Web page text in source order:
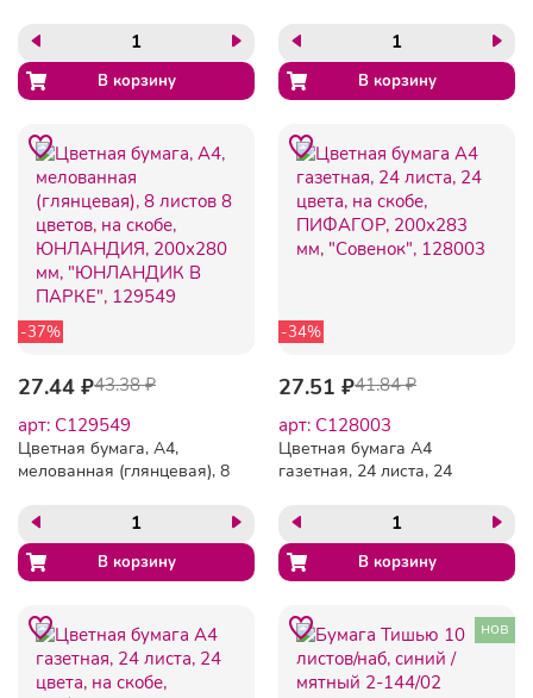
ПИФАГОР, 200х280 мм,
"Мишка с Пчелами",
115484
-37%
27.44 ₽43.38 ₽
арт: C129549
Цветная бумага, А4,
мелованная (глянцевая), 8
ЮНЛАНДИЯ, 200х280 мм,
"ЮНЛАНДИК В ПАРКЕ",
129549
-34%
27.51 ₽41.84 ₽
арт: C128003
Цветная бумага А4
газетная, 24 листа, 24
ПИФАГОР, 200х283 мм,
"Совенок", 128003
нов